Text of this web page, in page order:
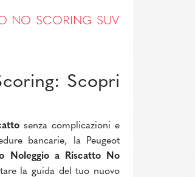
NO SCORING SUV
Scopri
senza complicazioni e
bancarie, la Peugeot
Noleggio a Riscatto No
la guida del tuo nuovo